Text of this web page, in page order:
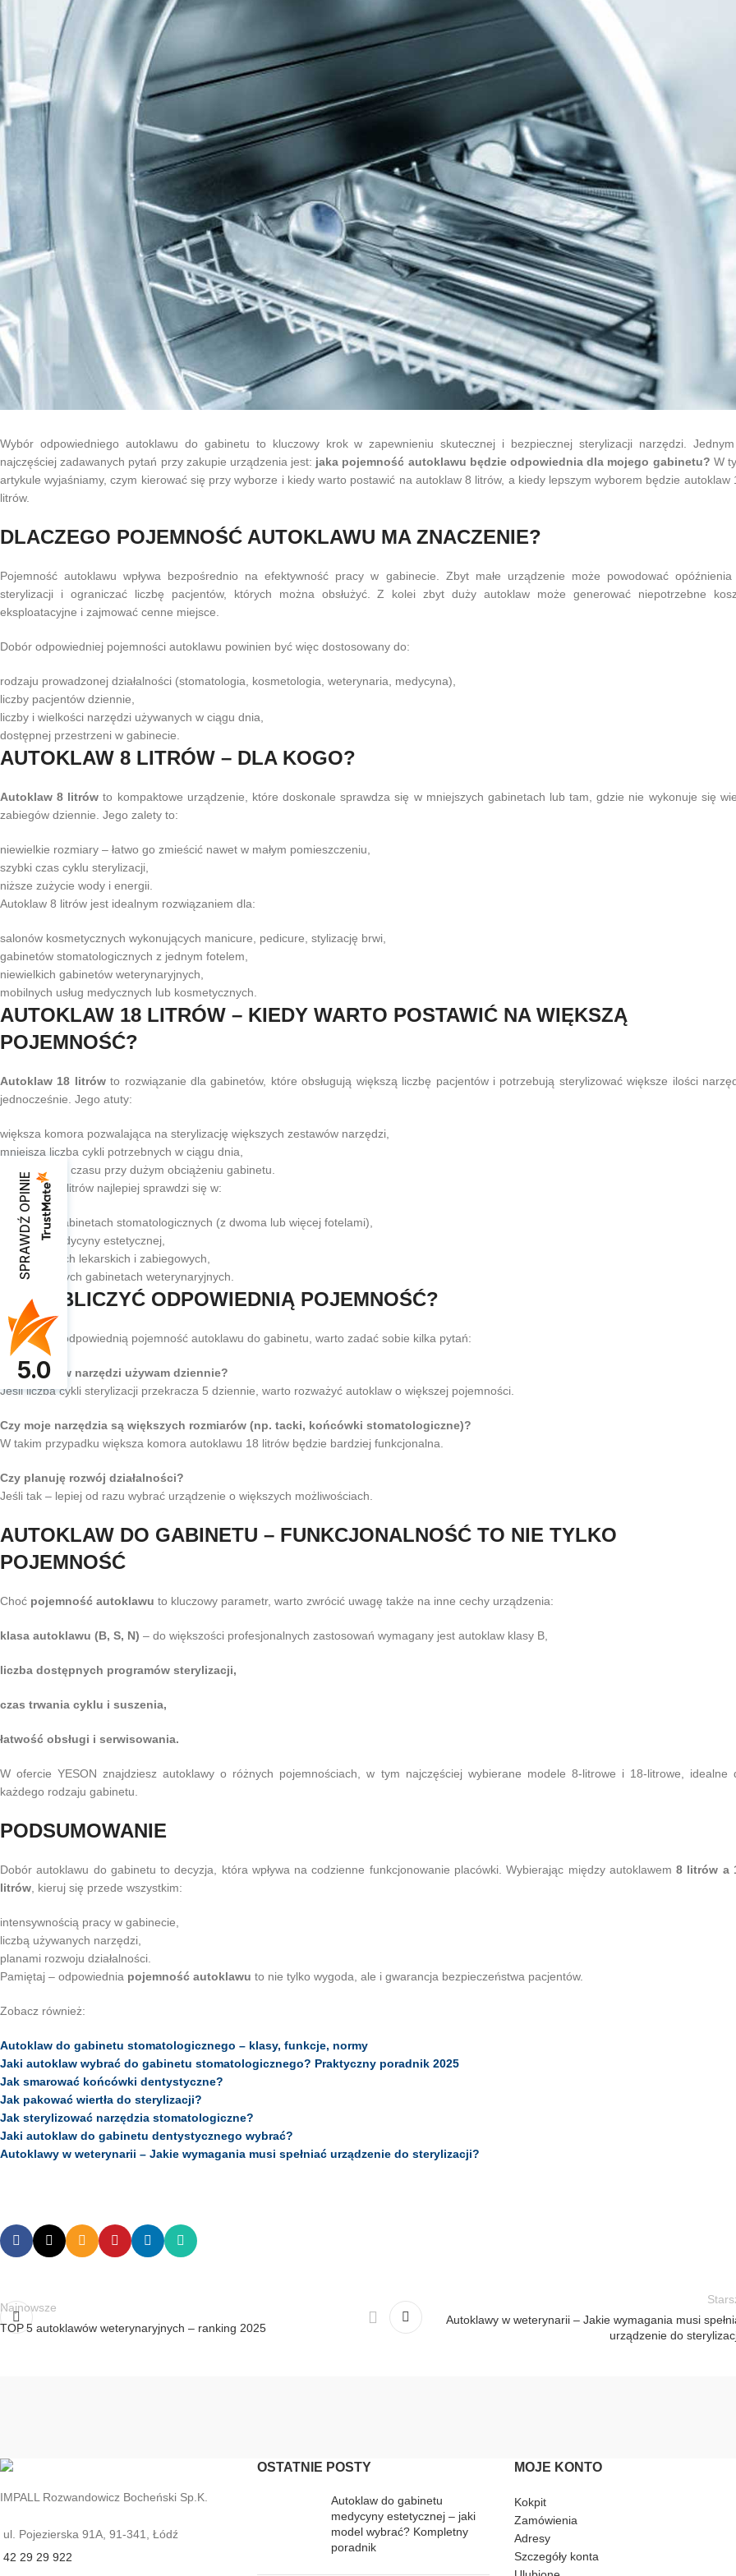
Wybór odpowiedniego autoklawu do gabinetu to kluczowy krok w zapewnieniu skutecznej i bezpiecznej sterylizacji narzędzi.
najczęściej zadawanych pytań przy zakupie urządzenia jest: jaka pojemność autoklawu będzie odpowiednia dla mojego gabinetu? W
artykule wyjaśniamy, czym kierować się przy wyborze i kiedy warto postawić na autoklaw 8 litrów, a kiedy lepszym wyborem będzie autoklaw
litrów.
DLACZEGO POJEMNOŚĆ AUTOKLAWU MA ZNACZENIE?
Pojemność autoklawu wpływa bezpośrednio na efektywność pracy w gabinecie. Zbyt małe urządzenie może powodować
sterylizacji i ograniczać liczbę pacjentów, których można obsłużyć. Z kolei zbyt duży autoklaw może generować niepotrzebne
eksploatacyjne i zajmować cenne miejsce.
Dobór odpowiedniej pojemności autoklawu powinien być więc dostosowany do:
rodzaju prowadzonej działalności (stomatologia, kosmetologia, weterynaria, medycyna),
liczby pacjentów dziennie,
liczby i wielkości narzędzi używanych w ciągu dnia,
dostępnej przestrzeni w gabinecie.
AUTOKLAW 8 LITRÓW – DLA KOGO?
Autoklaw 8 litrów to kompaktowe urządzenie, które doskonale sprawdza się w mniejszych gabinetach lub tam, gdzie nie wykonuje się
zabiegów dziennie. Jego zalety to:
niewielkie rozmiary – łatwo go zmieścić nawet w małym pomieszczeniu,
szybki czas cyklu sterylizacji,
niższe zużycie wody i energii.
Autoklaw 8 litrów jest idealnym rozwiązaniem dla:
salonów kosmetycznych wykonujących manicure, pedicure, stylizację brwi,
gabinetów stomatologicznych z jednym fotelem,
niewielkich gabinetów weterynaryjnych,
mobilnych usług medycznych lub kosmetycznych.
AUTOKLAW 18 LITRÓW – KIEDY WARTO POSTAWIĆ NA WIĘKSZĄ
POJEMNOŚĆ?
Autoklaw 18 litrówto rozwiązanie dla gabinetów, które obsługują większą liczbę pacjentów i potrzebują sterylizować większe ilości
jednocześnie. Jego atuty:
większa komora pozwalająca na sterylizację większych zestawów narzędzi,
mniejsza liczba cykli potrzebnych w ciągu dnia,
oszczędność czasu przy dużym obciążeniu gabinetu.
Autoklaw 18 litrów najlepiej sprawdzi się w:
większych gabinetach stomatologicznych (z dwoma lub więcej fotelami),
klinikach medycyny estetycznej,
przychodniach lekarskich i zabiegowych,
rozbudowanych gabinetach weterynaryjnych.
JAK OBLICZYĆ ODPOWIEDNIĄ POJEMNOŚĆ?
Aby dobrać odpowiednią pojemność autoklawu do gabinetu, warto zadać sobie kilka pytań:
Ile zestawów narzędzi używam dziennie?
Jeśli liczba cykli sterylizacji przekracza 5 dziennie, warto rozważyć autoklaw o większej pojemności.
Czy moje narzędzia są większych rozmiarów (np. tacki, końcówki stomatologiczne)?
W takim przypadku większa komora autoklawu 18 litrów będzie bardziej funkcjonalna.
Czy planuję rozwój działalności?
Jeśli tak – lepiej od razu wybrać urządzenie o większych możliwościach.
AUTOKLAW DO GABINETU – FUNKCJONALNOŚĆ TO NIE TYLKO
POJEMNOŚĆ
Choć pojemność autoklawu to kluczowy parametr, warto zwrócić uwagę także na inne cechy urządzenia:
klasa autoklawu (B, S, N) – do większości profesjonalnych zastosowań wymagany jest autoklaw klasy B,
liczba dostępnych programów sterylizacji,
czas trwania cyklu i suszenia,
łatwość obsługi i serwisowania.
W ofercie YESON znajdziesz autoklawy o różnych pojemnościach, w tym najczęściej wybierane modele 8-litrowe i 18-litrowe, idealne
każdego rodzaju gabinetu.
PODSUMOWANIE
Dobór autoklawu do gabinetu to decyzja, która wpływa na codzienne funkcjonowanie placówki. Wybierając między autoklawem8 litrów a
litrów, kieruj się przede wszystkim:
intensywnością pracy w gabinecie,
liczbą używanych narzędzi,
planami rozwoju działalności.
Pamiętaj – odpowiednia pojemność autoklawu to nie tylko wygoda, ale i gwarancja bezpieczeństwa pacjentów.
Zobacz również:
Autoklaw do gabinetu stomatologicznego – klasy, funkcje, normy
Jaki autoklaw wybrać do gabinetu stomatologicznego? Praktyczny poradnik 2025
Jak smarować końcówki dentystyczne?
Jak pakować wiertła do sterylizacji?
Jak sterylizować narzędzia stomatologiczne?
Jaki autoklaw do gabinetu dentystycznego wybrać?
Autoklawy w weterynarii – Jakie wymagania musi spełniać urządzenie do sterylizacji?
Najnowsze
TOP 5 autoklawów weterynaryjnych – ranking 2025
Autoklawy w weterynarii – Jakie wymagania musi
urządzenie do
IMPALL Rozwandowicz Bocheński Sp.K.
ul. Pojezierska 91A, 91-341, Łódź
42 29 29 922
OSTATNIE POSTY
Autoklaw do gabinetu
medycyny estetycznej – jaki
model wybrać? Kompletny
poradnik
MOJE KONTO
Kokpit
Zamówienia
Adresy
Szczegóły konta
SPRAWDŹ OPINIE
5.0